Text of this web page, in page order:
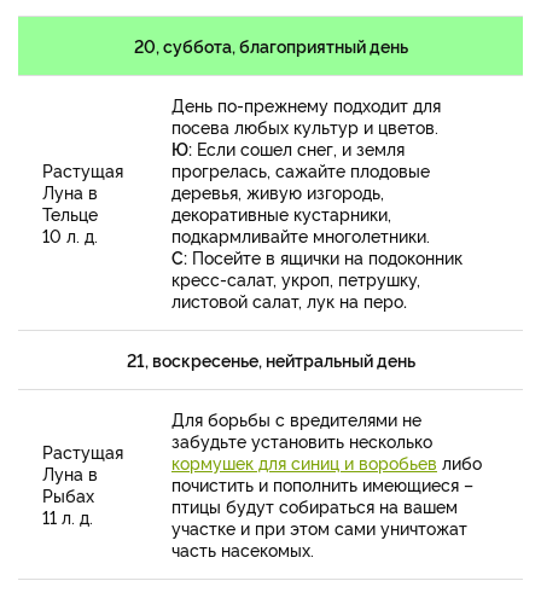
20, суббота, благоприятный день
Растущая
Луна в
Тельце
10 л. д.
День по-прежнему подходит для
посева любых культур и цветов.
Ю: Если сошел снег, и земля
прогрелась, сажайте плодовые
деревья, живую изгородь,
декоративные кустарники,
подкармливайте многолетники.
С: Посейте в ящички на подоконник
кресс-салат, укроп, петрушку,
листовой салат, лук на перо.
21, воскресенье, нейтральный день
Растущая
Луна в
Рыбах
11 л. д.
Для борьбы с вредителями не
забудьте установить несколько
кормушек для синиц и воробьев либо
почистить и пополнить имеющиеся –
птицы будут собираться на вашем
участке и при этом сами уничтожат
часть насекомых.